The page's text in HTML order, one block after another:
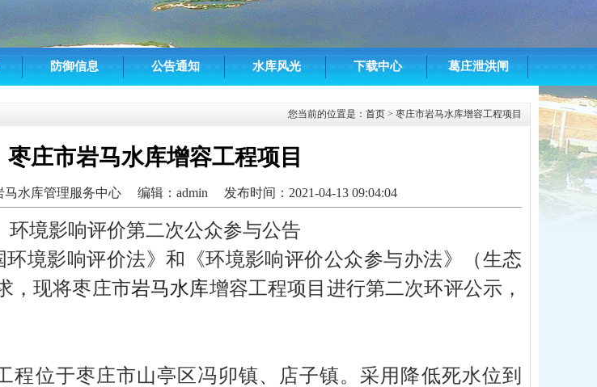
防御信息 公告通知 水库风光 下载中心 葛庄泄洪闸
您当前的位置是： 首页 > 枣庄市岩马水库增容工程项目
枣庄市岩马水库增容工程项目
马水库管理服务中心 编辑：admin 发布时间：2021-04-13 09:04:04
环境影响评价第二次公众参与公告
境影响评价法》和《环境影响评价公众参与办法》（生态
，现将枣庄市岩马水库增容工程项目进行第二次环评公示，
程位于枣庄市山亭区冯卯镇、店子镇。采用降低死水位到